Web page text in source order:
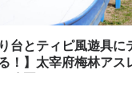
台とティピ風遊具に
！】太宰府梅林アス
公園